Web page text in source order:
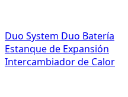
Duo System Duo Batería
Estanque de Expansión
Intercambiador de Calor